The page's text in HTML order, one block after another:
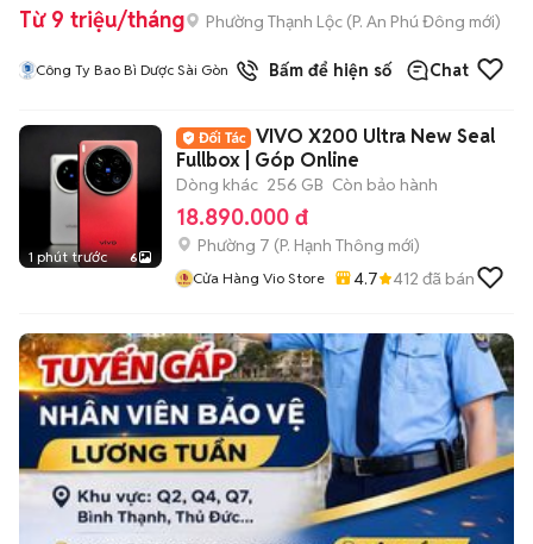
Từ 9 triệu/tháng Phường Thạnh Lộc (P. An Phú Đông mới)
Công Ty Bao Bì Dược Sài Gòn Bấm để hiện số Chat
1 phút trước 6
VIVO X200 Ultra New Seal
Fullbox | Góp Online
Dòng khác 256 GB Còn bảo hành
18.890.000 đ
Phường 7 (P. Hạnh Thông mới)
Cửa Hàng Vio Store 4.7 412 đã bán